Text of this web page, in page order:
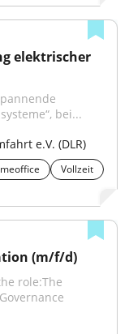
elektrischer
bei...
e.V. (DLR)
Vollzeit
(m/f/d)
role:The